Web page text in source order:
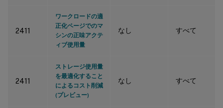
2411
ワークロードの適
正化ページでのマ
シンの正味アクテ
ィブ使用量
なし すべて
2411
ストレージ使用量
を最適化すること
によるコスト削減
(プレビュー)
なし すべて